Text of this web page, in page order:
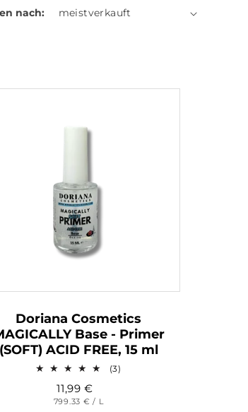
nach:
Doriana Cosmetics
Base - Primer
(SOFT) ACID FREE, 15 ml
(3)
11,99 €
GRUNDPREIS
799.33 € / PRO
L